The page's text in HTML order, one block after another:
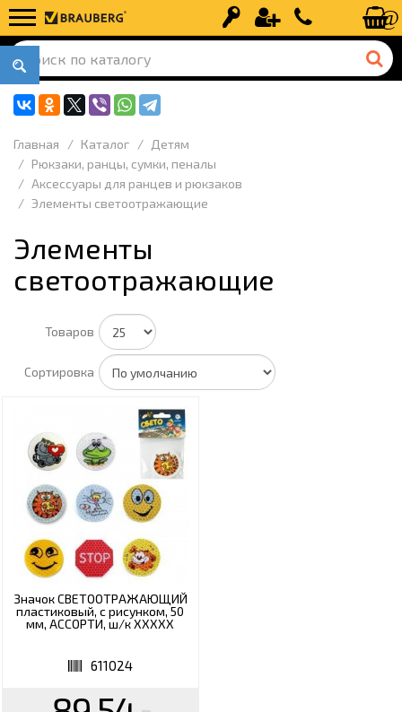
Вход Регистрация+7 (499) 110-
Главная Каталог
Детям
Рюкзаки, ранцы, сумки, пеналы
Аксессуары для ранцев и рюкзаков
Элементы светоотражающие
Элементы
светоотражающие
Товаров
Сортировка
Значок СВЕТООТРАЖАЮЩИЙ
пластиковый, с рисунком, 50
мм, АССОРТИ, ш/к ХХХХХ
611024